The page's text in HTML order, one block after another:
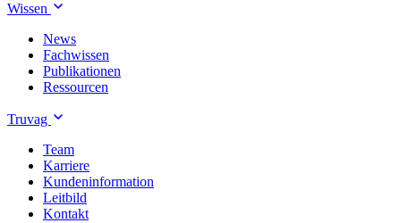
Wissen
News
Fachwissen
Publikationen
Ressourcen
Truvag
Team
Karriere
Kundeninformation
Leitbild
Kontakt